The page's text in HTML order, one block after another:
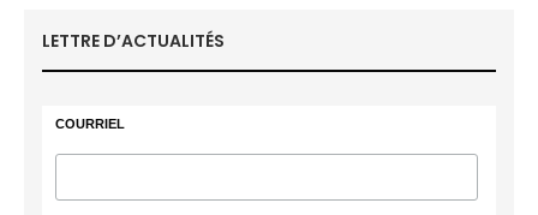
LETTRE D’ACTUALITÉS
COURRIEL